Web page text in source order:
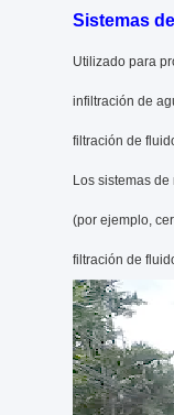
Sistemas
Utilizado para
infiltración de
filtración de
Los sistemas
(por ejemplo,
filtración de